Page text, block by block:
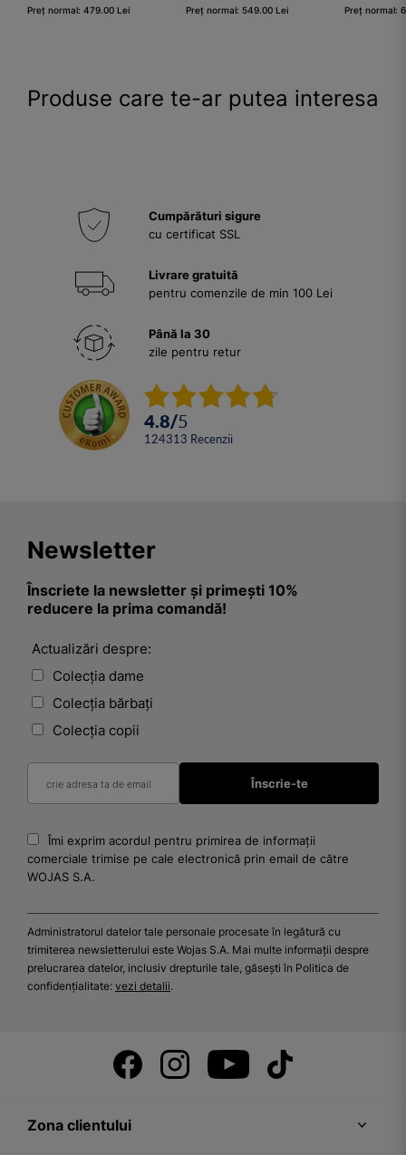
Preț normal: 479.00 Lei
Preț normal: 549.00 Lei
Preț normal:
Produse care te-ar putea interesa
Cumpărături sigure
cu certificat SSL
Livrare gratuită
pentru comenzile de min 100 Lei
Până la 30
zile pentru retur
4.8/5
124313 Recenzii
Newsletter
Înscriete la newsletter și primești 10%
reducere la prima comandă!
Actualizări despre:
Colecția dame
Colecția bărbați
Colecția copii
Îmi exprim acordul pentru primirea de informații
comerciale trimise pe cale electronică prin email de către
WOJAS S.A.
Administratorul datelor tale personale procesate în legătură cu
trimiterea newsletterului este Wojas S.A. Mai multe informații despre
prelucrarea datelor, inclusiv drepturile tale, găsești în Politica de
confidențialitate: vezi detalii.
Zona clientului